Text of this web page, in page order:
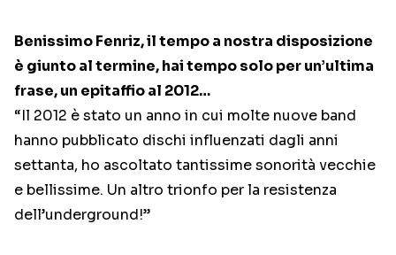
Benissimo Fenriz, il tempo a nostra disposizione
è giunto al termine, hai tempo solo per un’ultima
frase, un epitaffio al 2012…
“Il 2012 è stato un anno in cui molte nuove band
hanno pubblicato dischi influenzati dagli anni
settanta, ho ascoltato tantissime sonorità vecchie
e bellissime. Un altro trionfo per la resistenza
dell’underground!”